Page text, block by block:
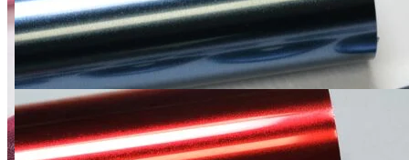
Soyez le premier à commenter ce produit
4,95 € 4,12 €
Disponibilité : En stock
SKU
SSR_Easy_puff_metallic
Couleurs